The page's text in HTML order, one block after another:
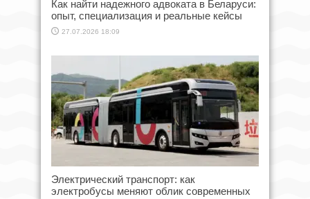
Как найти надежного адвоката в Беларуси:
опыт, специализация и реальные кейсы
27.07.2026 18:09
Электрический транспорт: как
электробусы меняют облик современных